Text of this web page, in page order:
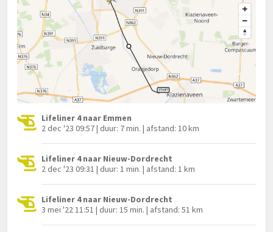
Lifeliner 4 naar Emmen
2 dec '23 09:57 | duur: 7 min. | afstand: 10 km
Lifeliner 4 naar Nieuw-Dordrecht
2 dec '23 09:31 | duur: 1 min. | afstand: 1 km
Lifeliner 4 naar Nieuw-Dordrecht
3 mei '22 11:51 | duur: 15 min. | afstand: 51 km